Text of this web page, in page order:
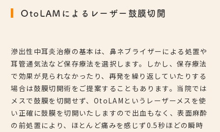
OtoLAMによるレーザー鼓膜切開
滲出性中耳炎治療の基本は、鼻ネブライザーによる処置や
耳管通気法など保存療法を選択します。しかし、保存療法
で効果が見られなかったり、再発を繰り返していたりする
場合は鼓膜切開術をご提案することもあります。当院では
メスで鼓膜を切開せず、OtoLAMというレーザーメスを使
い正確に鼓膜を切開いたしますので出血もなく、表面麻酔
の前処置により、ほとんど痛みを感じず0.5秒ほどの瞬時